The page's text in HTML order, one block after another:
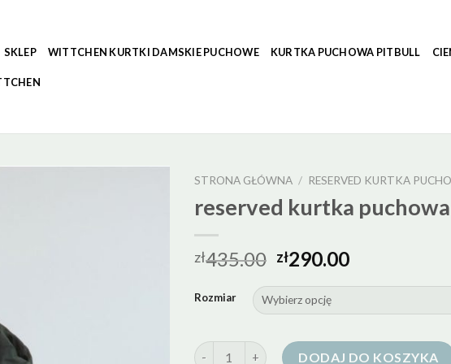
SKLEP WITTCHEN KURTKI DAMSKIE PUCHOWE KURTKA PUCHOWA PITBULL
STRONA GŁÓWNA / RESERVED KURTKA
reserved kurtka puchowa
zł435.00 zł290.00
Rozmiar
ilość reserved kurtka puchowaDODAJ DO KOSZYKA